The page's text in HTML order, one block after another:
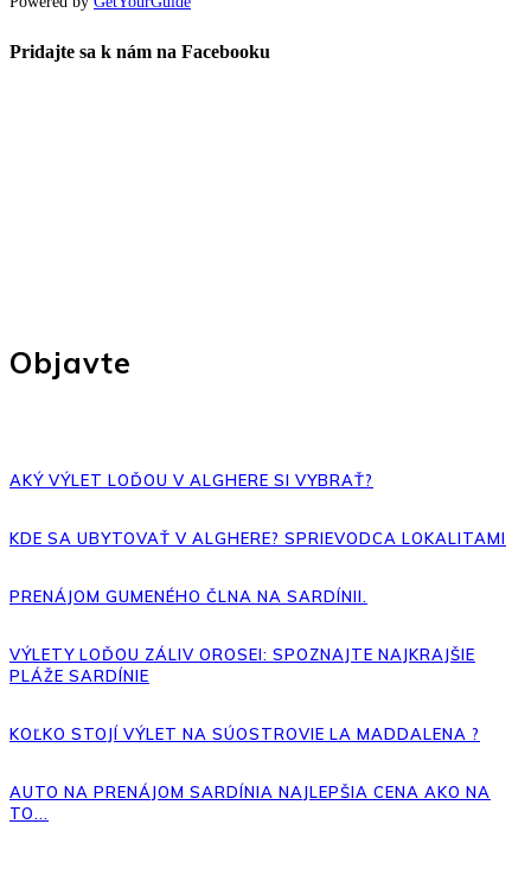
Pridajte sa k nám na Facebooku
Objavte
AKÝ VÝLET LOĎOU V ALGHERE SI VYBRAŤ?
KDE SA UBYTOVAŤ V ALGHERE? SPRIEVODCA LOKALITAMI
PRENÁJOM GUMENÉHO ČLNA NA SARDÍNII.
VÝLETY LOĎOU ZÁLIV OROSEI: SPOZNAJTE NAJKRAJŠIE
PLÁŽE SARDÍNIE
KOĽKO STOJÍ VÝLET NA SÚOSTROVIE LA MADDALENA ?
AUTO NA PRENÁJOM SARDÍNIA NAJLEPŠIA CENA AKO NA
TO...